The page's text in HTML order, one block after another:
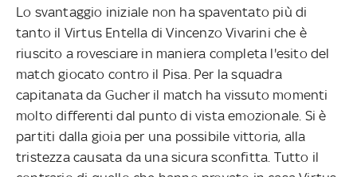
Lo svantaggio iniziale non ha spaventato più di
tanto il Virtus Entella di Vincenzo Vivarini che è
riuscito a rovesciare in maniera completa l'esito del
match giocato contro il Pisa. Per la squadra
capitanata da Gucher il match ha vissuto momenti
molto differenti dal punto di vista emozionale. Si è
partiti dalla gioia per una possibile vittoria, alla
tristezza causata da una sicura sconfitta. Tutto il